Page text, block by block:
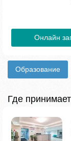
Онлайн
Образование
Где